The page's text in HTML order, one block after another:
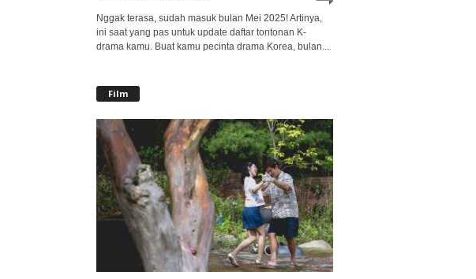
Nggak terasa, sudah masuk bulan Mei 2025! Artinya,
ini saat yang pas untuk update daftar tontonan K-
drama kamu. Buat kamu pecinta drama Korea, bulan...
Film